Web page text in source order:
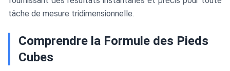
tâche de mesure tridimensionnelle.
Comprendre la Formule des Pieds
Cubes